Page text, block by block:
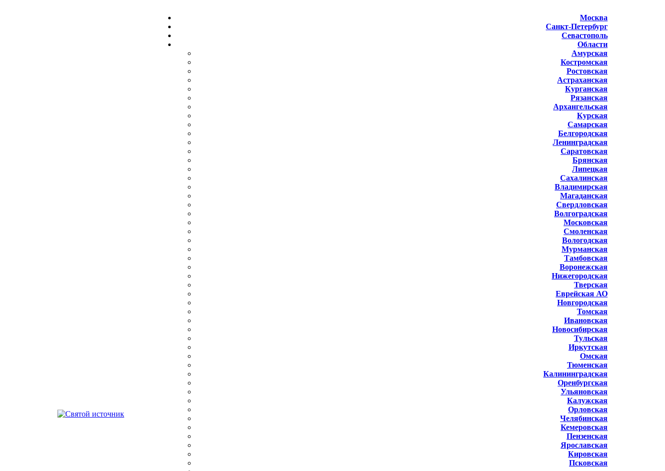
Москва
Санкт-Петербург
Севастополь
Области
Амурская
Костромская
Ростовская
Астраханская
Курганская
Рязанская
Архангельская
Курская
Самарская
Белгородская
Ленинградская
Саратовская
Брянская
Липецкая
Сахалинская
Владимирская
Магаданская
Свердловская
Волгоградская
Московская
Смоленская
Вологодская
Мурманская
Тамбовская
Воронежская
Нижегородская
Тверская
Еврейская АО
Новгородская
Томская
Ивановская
Новосибирская
Тульская
Иркутская
Омская
Тюменская
Калининградская
Оренбургская
Ульяновская
Калужская
Орловская
Челябинская
Кемеровская
Пензенская
Ярославская
Кировская
Псковская